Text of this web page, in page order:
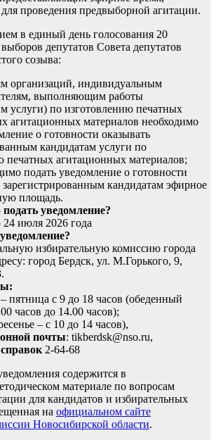
проведения предвыборной агитации.
в единый день голосования 20
депутатов Совета депутатов
созыва:
организаций, индивидуальным
выполняющим работы
услуги) по изготовлению печатных
агитационных материалов необходимо
о готовности оказывать
кандидатам услуги по
печатных агитационных материалов;
подать уведомление о готовности
зарегистрированным кандидатам эфирное
площадь.
уведомление?
июля 2026 года
избирательную комиссию города
город Бердск, ул. М.Горького, 9,
пятница с 9 до 18 часов (обеденный
часов до 14.00 часов);
– с 10 до 14 часов),
почты: tikberdsk@nso.ru,
2-64-68
содержится в
материале по вопросам
для кандидатов и избирательных
на официальном сайте
Новосибирской области.